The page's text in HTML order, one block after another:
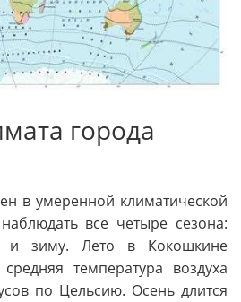
города
в умеренной климатической
все четыре сезона:
и зиму. Лето в Кокошкине
температура воздуха
по Цельсию. Осень длится